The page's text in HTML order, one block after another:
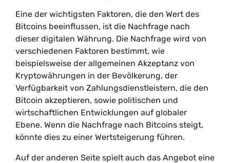
Eine der wichtigsten Faktoren, die den Wert des
Bitcoins beeinflussen, ist die Nachfrage nach
dieser digitalen Währung. Die Nachfrage wird von
verschiedenen Faktoren bestimmt, wie
beispielsweise der allgemeinen Akzeptanz von
Kryptowährungen in der Bevölkerung, der
Verfügbarkeit von Zahlungsdienstleistern, die den
Bitcoin akzeptieren, sowie politischen und
wirtschaftlichen Entwicklungen auf globaler
Ebene. Wenn die Nachfrage nach Bitcoins steigt,
könnte dies zu einer Wertsteigerung führen.
Auf der anderen Seite spielt auch das Angebot eine